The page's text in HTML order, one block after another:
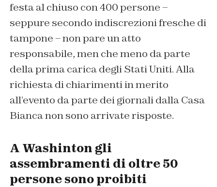
festa al chiuso con 400 persone –
seppure secondo indiscrezioni fresche di
tampone – non pare un atto
responsabile, men che meno da parte
della prima carica degli Stati Uniti. Alla
richiesta di chiarimenti in merito
all’evento da parte dei giornali dalla Casa
Bianca non sono arrivate risposte.
A Washinton gli
assembramenti di oltre 50
persone sono proibiti